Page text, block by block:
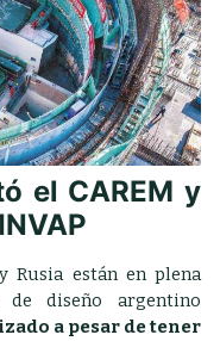
el CAREM y
Rusia están en plena
de diseño argentino
a pesar de tener